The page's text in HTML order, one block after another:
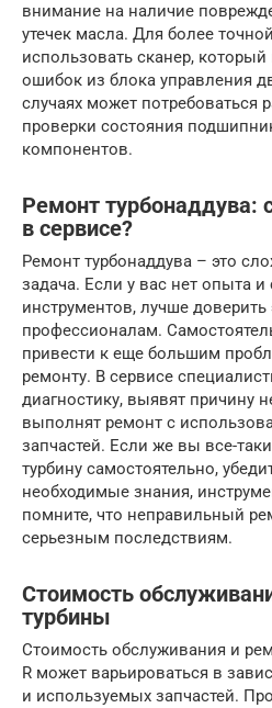
внимание на наличие
утечек масла. Для более
использовать сканер,
ошибок из блока управления
случаях может потребоваться
проверки состояния
компонентов.
Ремонт турбонаддува:
в сервисе?
Ремонт турбонаддува – это
задача. Если у вас нет опыта
инструментов, лучше доверить
профессионалам.
привести к еще большим
ремонту. В сервисе
диагностику, выявят причину
выполнят ремонт с
запчастей. Если же вы все-
турбину самостоятельно,
необходимые знания,
помните, что неправильный
серьезным последствиям.
Стоимость
турбины
Стоимость обслуживания и
R может варьироваться в
и используемых запчастей.